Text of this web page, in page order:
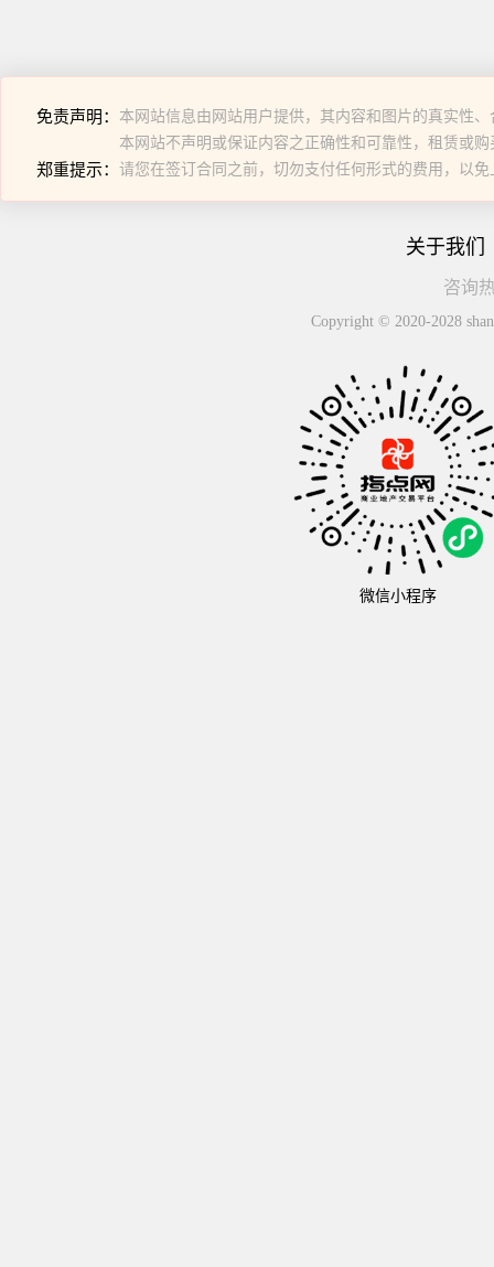
免责声明： 本网站信息由网站用户提供，其内容和图片的真实性
本网站不声明或保证内容之正确性和可靠性，租赁或
郑重提示： 请您在签订合同之前，切勿支付任何形式的费用，以免
关于我们
咨询
Copyright © 2020-2028
微信小程序